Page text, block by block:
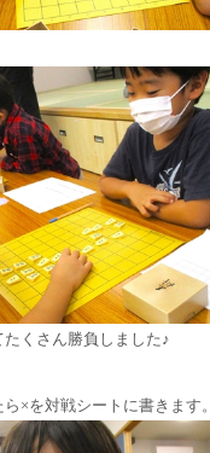
くさん勝負しました♪
×を対戦シートに書きます。